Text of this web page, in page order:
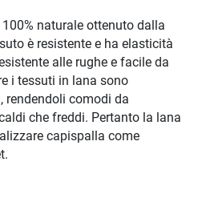
naturale ottenuto dalla
è resistente e ha elasticità
alle rughe e facile da
i tessuti in lana sono
rendendoli comodi da
che freddi. Pertanto la lana
capispalla come